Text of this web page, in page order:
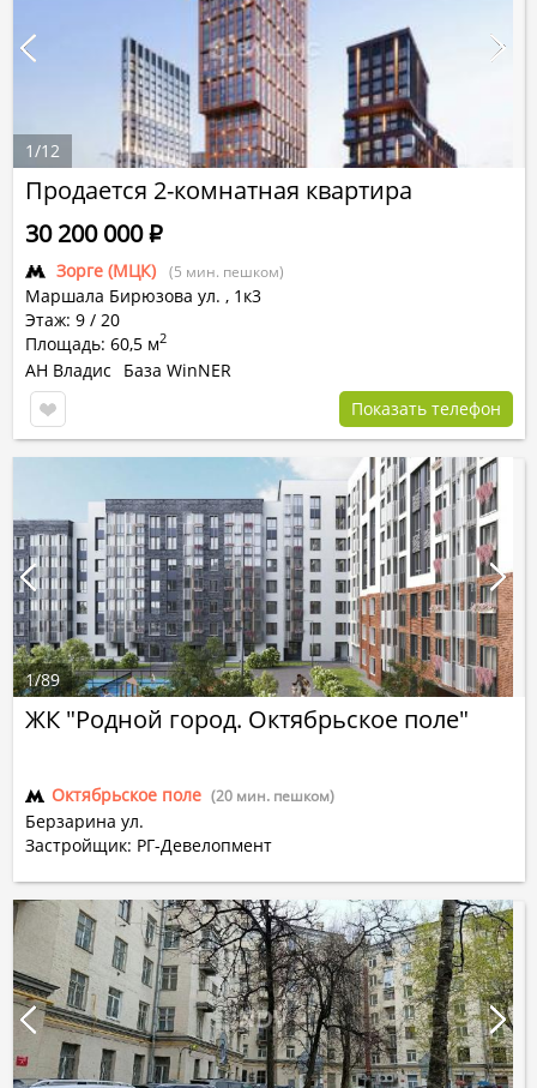
Продается 2-комнатная квартира
Зорге (МЦК) (5 мин. пешком)
Маршала Бирюзова ул. , 1к3
Этаж: 9 / 20
Площадь: 60,5 м2
30 200 000Р
АН Владис
База WinNER
Показать телефон
1/12
ЖК "Родной город. Октябрьское поле"
Октябрьское поле (20 мин. пешком)
Берзарина ул.
Застройщик: РГ-Девелопмент
1/89